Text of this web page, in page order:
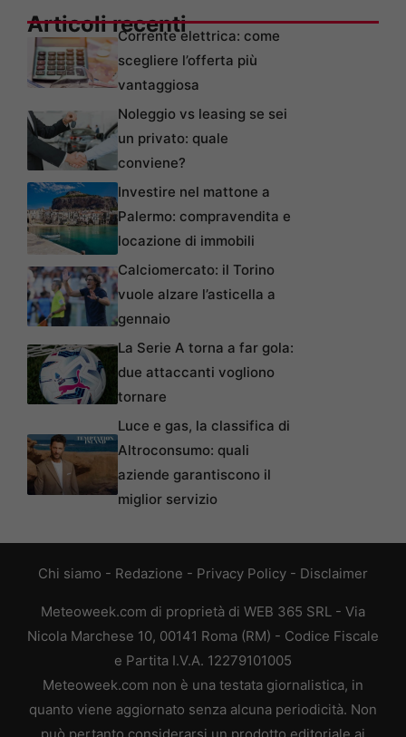
Articoli recentiCorrente elettrica: come
scegliere l’offerta più
vantaggiosa
Noleggio vs leasing se sei
un privato: quale
conviene?
Investire nel mattone a
Palermo: compravendita e
locazione di immobili
Calciomercato: il Torino
vuole alzare l’asticella a
gennaio
La Serie A torna a far gola:
due attaccanti vogliono
tornare
Luce e gas, la classifica di
Altroconsumo: quali
aziende garantiscono il
miglior servizio
Chi siamo - Redazione - Privacy Policy - Disclaimer
Meteoweek.com di proprietà di WEB 365 SRL - Via
Nicola Marchese 10, 00141 Roma (RM) - Codice Fiscale
e Partita I.V.A. 12279101005
Meteoweek.com non è una testata giornalistica, in
quanto viene aggiornato senza alcuna periodicità. Non